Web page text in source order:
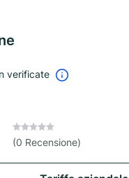
verificate
(0 Recensione)